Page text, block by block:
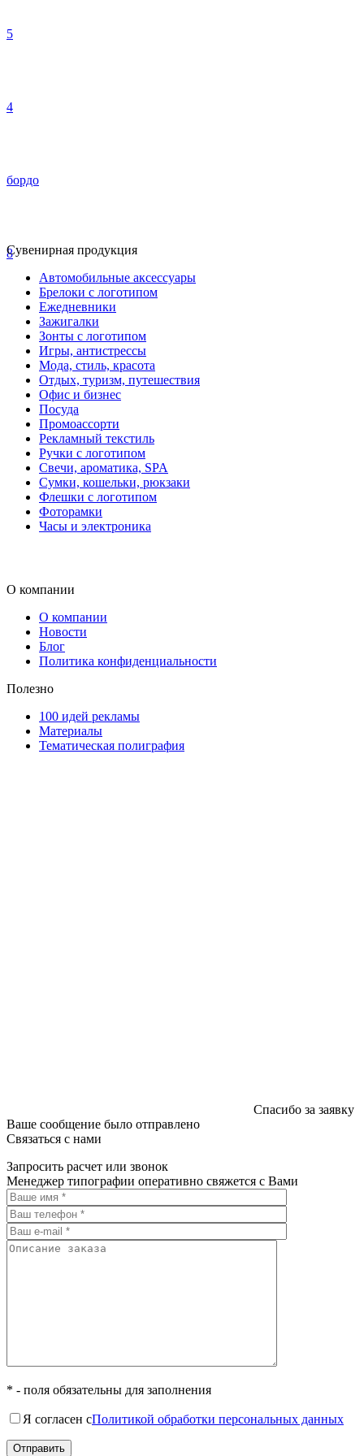
5
4
бордо
8
Сувенирная продукция
Автомобильные аксессуары
Брелоки с логотипом
Ежедневники
Зажигалки
Зонты с логотипом
Игры, антистрессы
Мода, стиль, красота
Отдых, туризм, путешествия
Офис и бизнес
Посуда
Промоассорти
Рекламный текстиль
Ручки с логотипом
Свечи, ароматика, SPA
Сумки, кошельки, рюкзаки
Флешки с логотипом
Фоторамки
Часы и электроника
О компании
О компании
Новости
Блог
Политика конфиденциальности
Полезно
100 идей рекламы
Материалы
Тематическая полиграфия
Спасибо за заявку
Ваше сообщение было отправлено
Связаться с нами
Запросить расчет или звонок
Менеджер типографии оперативно свяжется с Вами
* - поля обязательны для заполнения
Я согласен сПолитикой обработки персональных данных